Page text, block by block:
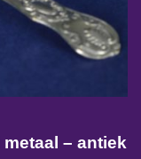
– antiek